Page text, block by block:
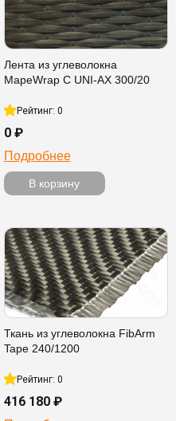
Лента из углеволокна
MapeWrap C UNI-AX 300/20
Рейтинг: 0
0 ₽
Подробнее
В корзину
Ткань из углеволокна FibArm
Tape 240/1200
Рейтинг: 0
416 180 ₽